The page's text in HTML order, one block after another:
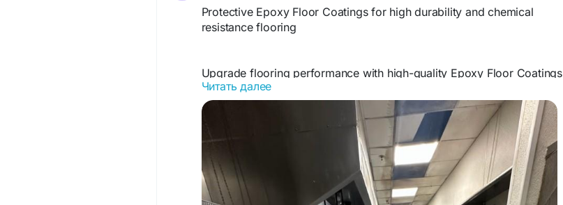
Protective Epoxy Floor Coatings for high durability and chemical
resistance flooring
Upgrade flooring performance with high-quality Epoxy Floor Coatings
at rhynopoxy.com delivering seamless, chemical-resistant, and long-
lasting protection ideal for garages, warehouses, and industrial
environments requiring strength and easy maintenance.
https://rhynopoxy.com/interior-floor-coatings
Читать далее